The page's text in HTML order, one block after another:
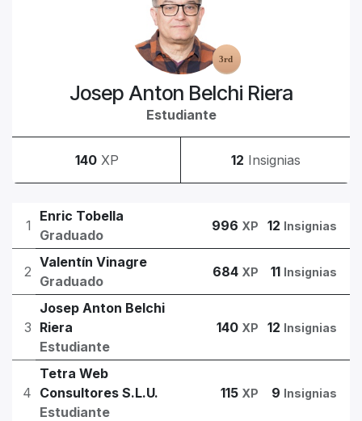
Josep Anton Belchi Riera
Estudiante
140 XP 12 Insignias
1
Enric Tobella
Graduado
996 XP 12 Insignias
2
Valentín Vinagre
Graduado
684 XP 11 Insignias
3
Josep Anton Belchi
Riera
Estudiante
140 XP 12 Insignias
4
Tetra Web
Consultores S.L.U.
Estudiante
115 XP 9 Insignias